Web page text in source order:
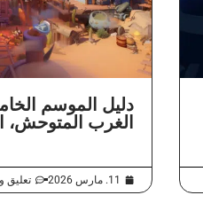
الغرب المتوحش،
11. مارس 2026 تعليق